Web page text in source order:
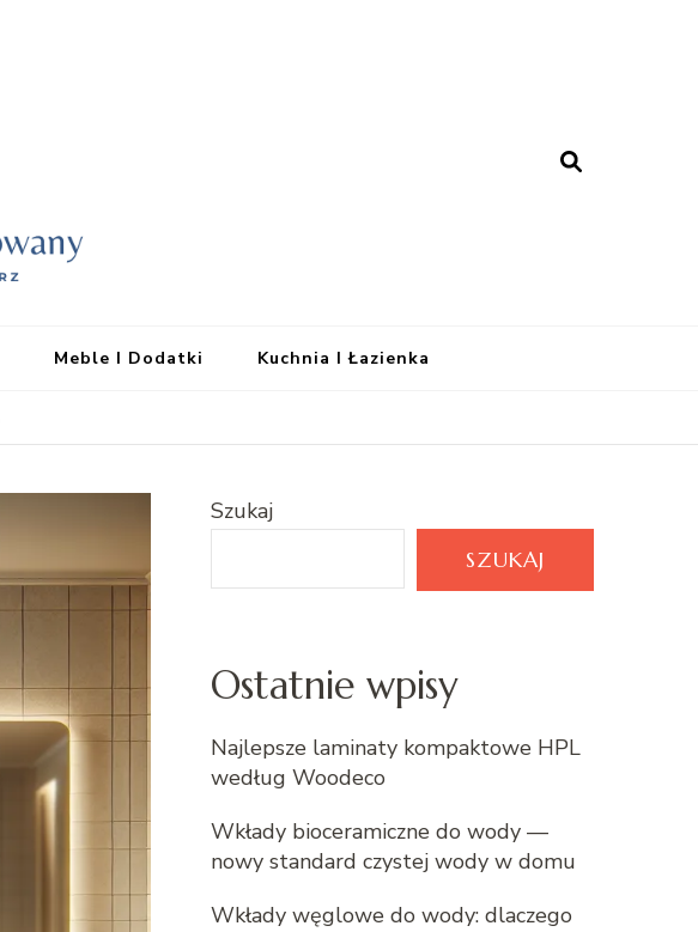
Meble I Dodatki Kuchnia I Łazienka
Szukaj
SZUKAJ
Ostatnie wpisy
Najlepsze laminaty kompaktowe HPL
według Woodeco
Wkłady bioceramiczne do wody —
nowy standard czystej wody w domu
Wkłady węglowe do wody: dlaczego